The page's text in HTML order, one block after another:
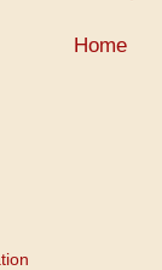
Home